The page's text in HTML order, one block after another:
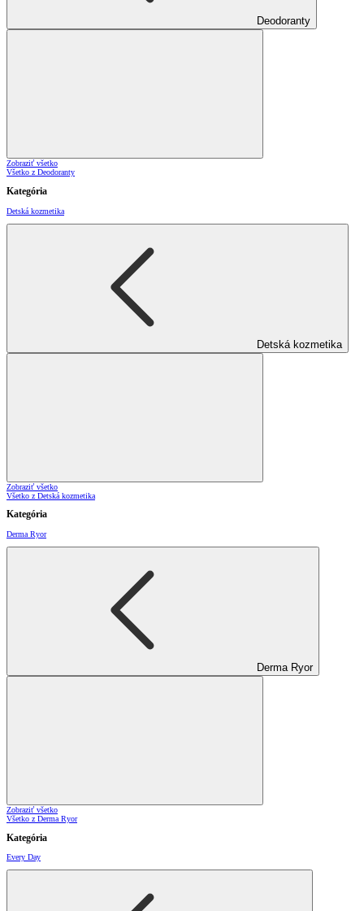
Deodoranty
Zobraziť všetko
Všetko z Deodoranty
Kategória
Detská kozmetika
Detská kozmetika
Zobraziť všetko
Všetko z Detská kozmetika
Kategória
Derma Ryor
Derma Ryor
Zobraziť všetko
Všetko z Derma Ryor
Kategória
Every Day